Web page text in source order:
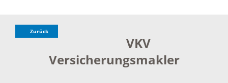
Zurück
VKV
Versicherungsmakler